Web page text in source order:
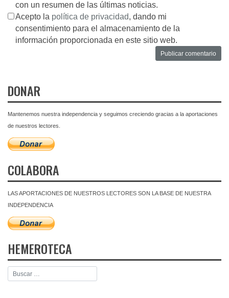
con un resumen de las últimas noticias.
Acepto la política de privacidad, dando mi
consentimiento para el almacenamiento de la
información proporcionada en este sitio web.
DONAR
Mantenemos nuestra independencia y seguimos creciendo gracias a la aportaciones
de nuestros lectores.
COLABORA
LAS APORTACIONES DE NUESTROS LECTORES SON LA BASE DE NUESTRA
INDEPENDENCIA
HEMEROTECA